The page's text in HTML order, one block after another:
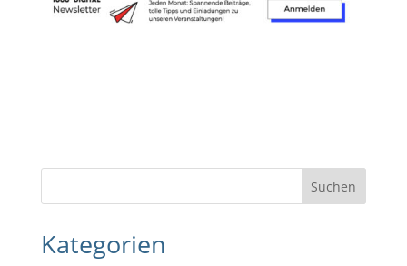
Kategorien